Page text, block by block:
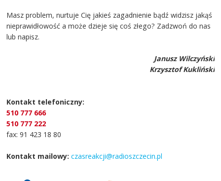
Masz problem, nurtuje Cię jakieś zagadnienie bądź widzisz jakąś
nieprawidłowość a może dzieje się coś złego? Zadzwoń do nas
lub napisz.
Janusz Wilczyński
Krzysztof Kukliński
Kontakt telefoniczny:
510 777 666
510 777 222
fax: 91 423 18 80
Kontakt mailowy: czasreakcji@radioszczecin.pl